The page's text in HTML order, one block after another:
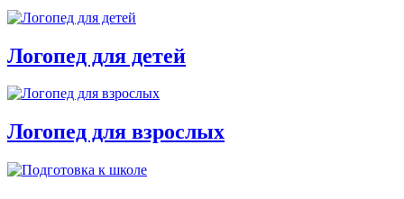
Логопед для детей
Логопед для взрослых